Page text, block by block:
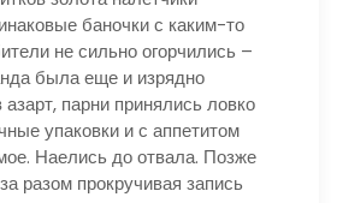
баночки с каким-то
не сильно огорчились –
была еще и изрядно
парни принялись ловко
упаковки и с аппетитом
Наелись до отвала. Позже
разом прокручивая запись